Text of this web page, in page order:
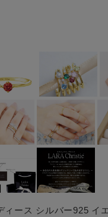
ィース シルバー925 イ